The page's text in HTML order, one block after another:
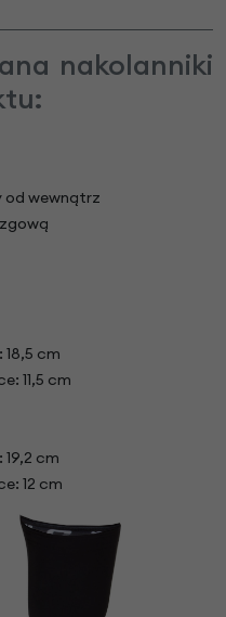
nakolanniki
od wewnątrz
cm
11,5 cm
cm
12 cm